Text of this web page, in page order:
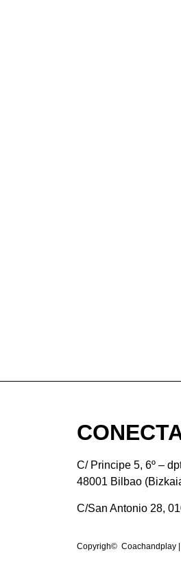
C/ Principe 5, 6º –
48001 Bilbao
C/San Antonio 28,
Copyrigh© Coachandplay |